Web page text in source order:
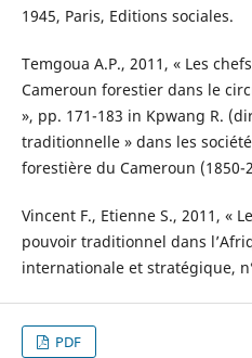
1945, Paris, Editions sociales.
Temgoua A.P., 2011, « Les
Cameroun forestier dans le
», pp. 171-183 in Kpwang R.
traditionnelle » dans les
forestière du Cameroun (1850-
Vincent F., Etienne S., 2011, «
pouvoir traditionnel dans
internationale et stratégique,
PDF